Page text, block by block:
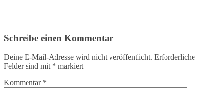
Schreibe einen Kommentar
Deine E-Mail-Adresse wird nicht veröffentlicht. Erforderliche
Felder sind mit * markiert
Kommentar *